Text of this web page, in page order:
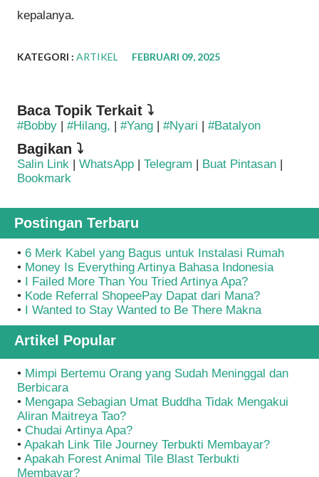
kepalanya.
KATEGORI : ARTIKEL FEBRUARI 09, 2025
Baca Topik Terkait ⤵
#Bobby #Hilang, #Yang #Nyari #Batalyon
Bagikan ⤵
Salin Link WhatsApp Telegram Buat Pintasan
Bookmark
Postingan Terbaru
• 6 Merk Kabel yang Bagus untuk Instalasi Rumah
• Money Is Everything Artinya Bahasa Indonesia
•
I Failed More Than You Tried Artinya Apa?
• Kode Referral ShopeePay Dapat dari Mana?
•
I Wanted to Stay Wanted to Be There Makna
Artikel Popular
• Mimpi Bertemu Orang yang Sudah Meninggal dan
Berbicara
• Mengapa Sebagian Umat Buddha Tidak Mengakui
Aliran Maitreya Tao?
• Chudai Artinya Apa?
• Apakah Link Tile Journey Terbukti Membayar?
• Apakah Forest Animal Tile Blast Terbukti
Membayar?